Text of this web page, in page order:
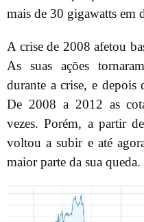
mais de 30 gigawatts em
A crise de 2008 afetou
As suas ações
durante a crise, e depois
De 2008 a 2012 as
vezes. Porém, a partir
voltou a subir e até
maior parte da sua queda.